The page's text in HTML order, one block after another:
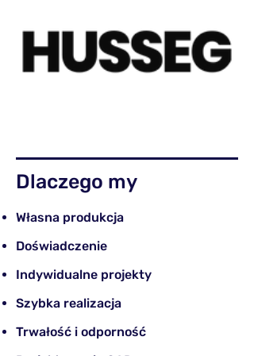
Dlaczego my
Własna produkcja
Doświadczenie
Indywidualne projekty
Szybka realizacja
Trwałość i odporność